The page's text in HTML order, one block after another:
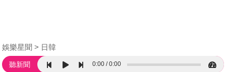
娛樂星聞 日韓
聽新聞 0:00 0:00